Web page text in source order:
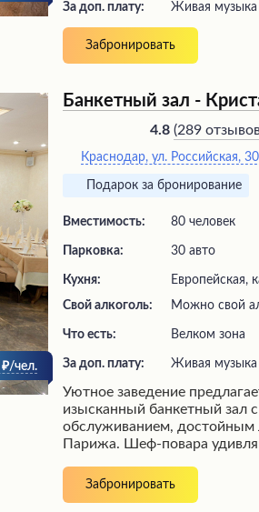
За доп. плату: живая музыка
Забронировать
/чел.
Банкетный зал -
4.8 (289
Краснодар, ул. Российская,
Подарок за бронирование
Вместимость: 80 человек
Парковка: 30 авто
Кухня:
Европейская,
Свой алкоголь:
Можно свой
Что есть: велком зона
За доп. плату: живая музыка
Уютное заведение
изысканный банкетный зал
обслуживанием, достойным
Парижа. Шеф-повара
гарантированно вызовут
требовательных гурманов.
Забронировать